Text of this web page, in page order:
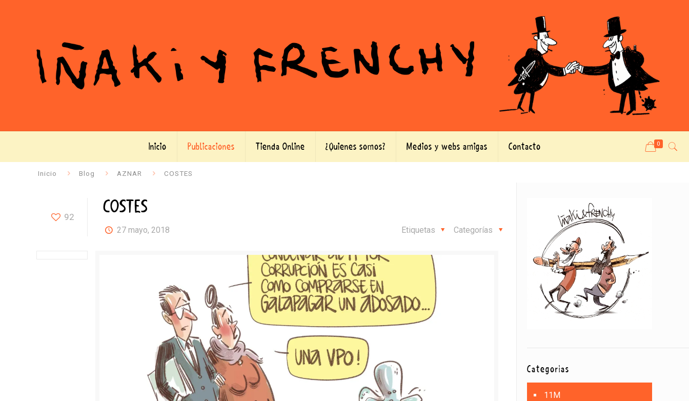
Inicio Publicaciones Tienda Online ¿Quienes somos? Medios y webs amigas Contacto 0
Inicio Blog AZNAR COSTES
92 COSTES
27 mayo, 2018 Categorías
Etiquetas
Categorías
11M